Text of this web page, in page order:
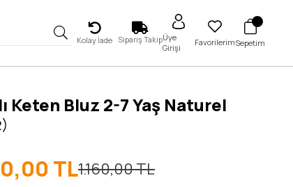
Kolay İade Sipariş TakipÜye
Girişi
FavorilerimSepetim
Keten Bluz 2-7 Yaş Naturel
1.160,00 TL
TL